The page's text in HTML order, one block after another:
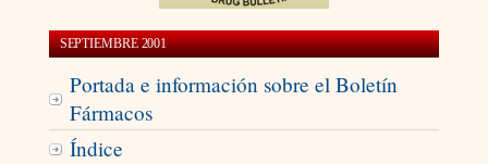
SEPTIEMBRE 2001
Portada e información sobre el Boletín
Fármacos
Índice